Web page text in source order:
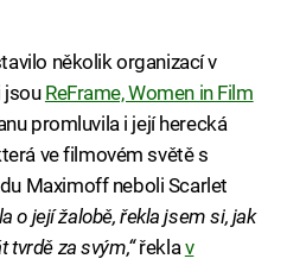
několik organizací v
jsou ReFrame, Women in Film
promluvila i její herecká
ve filmovém světě s
Maximoff neboli Scarlet
o její žalobě, řekla jsem si, jak
tvrdě za svým,“řeklav